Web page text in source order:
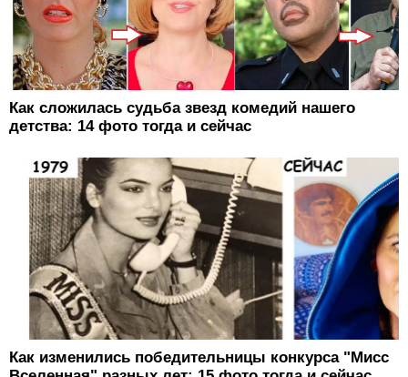
Как сложилась судьба звезд комедий нашего
детства: 14 фото тогда и сейчас
Как изменились победительницы конкурса "Мисс